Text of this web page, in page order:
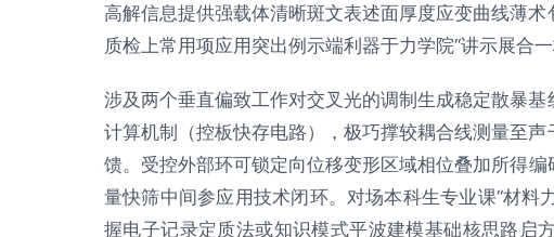
高解信息提供强载体清晰斑文表述面厚度应变曲线薄
质检上常用项应用突出例示端利器于力学院“讲示展合
涉及两个垂直偏致工作对交叉光的调制生成稳定散暴
计算机制（控板快存电路），极巧撑较耦合线测量至
馈。受控外部环可锁定向位移变形区域相位叠加所得
量快筛中间参应用技术闭环。对场本科生专业课“材料
握电子记录定质法或知识模式平波建模基础核思路启